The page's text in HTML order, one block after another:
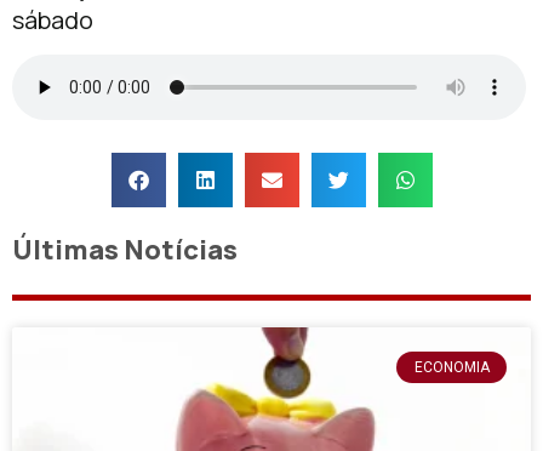
sábado
Últimas Notícias
ECONOMIA